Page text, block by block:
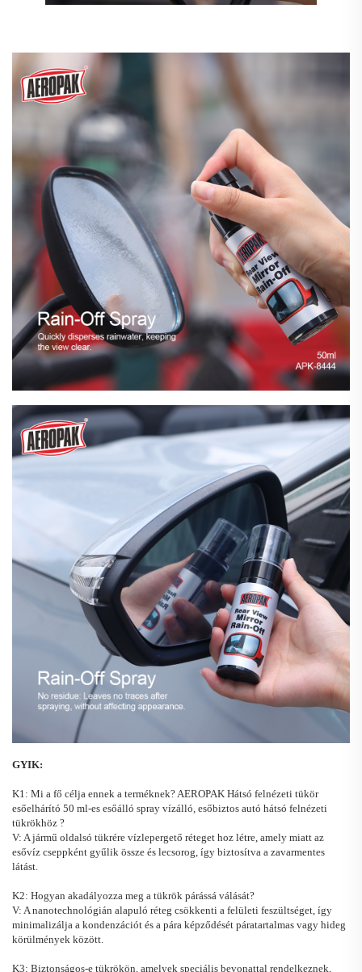
GYIK:
K1: Mi a fő célja ennek a terméknek?AEROPAK Hátsó felnézeti tükör
esőelhárító 50 ml-es esőálló spray vízálló, esőbiztos autó hátsó felnézeti
tükrökhöz ?
V: A jármű oldalsó tükrére vízlepergető réteget hoz létre, amely miatt az
esővíz cseppként gyűlik össze és lecsorog, így biztosítva a zavarmentes
látást.
K2: Hogyan akadályozza meg a tükrök párássá válását?
V: A nanotechnológián alapuló réteg csökkenti a felületi feszültséget, így
minimalizálja a kondenzációt és a pára képződését páratartalmas vagy hideg
körülmények között.
K3: Biztonságos-e tükrökön, amelyek speciális bevonattal rendelkeznek,